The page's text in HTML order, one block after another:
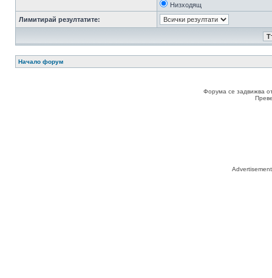
Низходящ
Лимитирай резултатите:
Начало форум
Форума се задвижва